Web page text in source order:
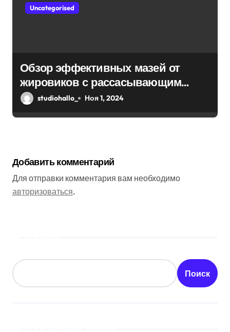
Uncategorised
Обзор эффективных мазей от
жировиков с рассасывающим
эффектом
studiohallo_ Ноя 1, 2024
Добавить комментарий
Для отправки комментария вам необходимо
авторизоваться.
Поиск